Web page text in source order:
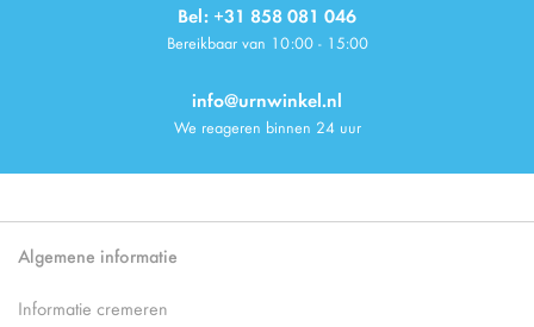
Bel: +31 858 081 046
Bereikbaar van 10:00 - 15:00
info@urnwinkel.nl
We reageren binnen 24 uur
Algemene informatie
Informatie cremeren